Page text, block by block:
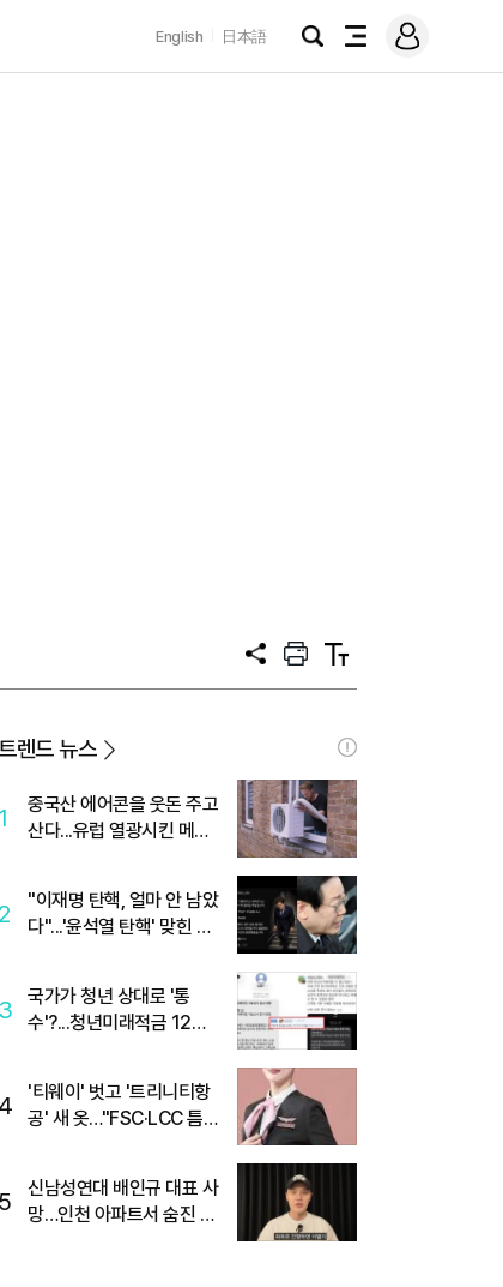
English 日本語
검
전
메
그
공
프
트
텍
트
렌드 뉴스
1
중국산 에어콘을 웃돈 주고
산다...유럽 열광시킨 메이
2
"이재명 탄핵, 얼마 안 남았
다"...'윤석열 탄핵' 맞힌 무
3
국가가 청년 상대로 '통
수'?...청년미래적금 12%
4
'티웨이' 벗고 '트리니티항
공' 새 옷…"FSC·LCC 틈
5
신남성연대 배인규 대표 사
망…인천 아파트서 숨진 채